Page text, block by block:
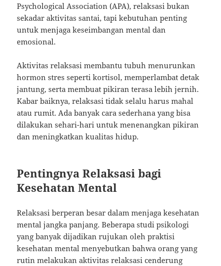
Psychological Association (APA), relaksasi bukan
sekadar aktivitas santai, tapi kebutuhan penting
untuk menjaga keseimbangan mental dan
emosional.
Aktivitas relaksasi membantu tubuh menurunkan
hormon stres seperti kortisol, memperlambat detak
jantung, serta membuat pikiran terasa lebih jernih.
Kabar baiknya, relaksasi tidak selalu harus mahal
atau rumit. Ada banyak cara sederhana yang bisa
dilakukan sehari-hari untuk menenangkan pikiran
dan meningkatkan kualitas hidup.
Pentingnya Relaksasi bagi
Kesehatan Mental
Relaksasi berperan besar dalam menjaga kesehatan
mental jangka panjang. Beberapa studi psikologi
yang banyak dijadikan rujukan oleh praktisi
kesehatan mental menyebutkan bahwa orang yang
rutin melakukan aktivitas relaksasi cenderung